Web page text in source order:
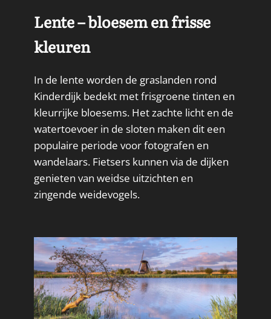
Lente – bloesem en frisse
kleuren
In de lente worden de graslanden rond
Kinderdijk bedekt met frisgroene tinten en
kleurrijke bloesems. Het zachte licht en de
watertoevoer in de sloten maken dit een
populaire periode voor fotografen en
wandelaars. Fietsers kunnen via de dijken
genieten van weidse uitzichten en
zingende weidevogels.